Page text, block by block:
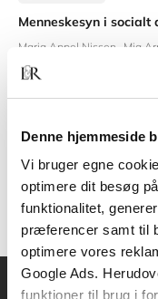
Denne hjemmeside
Vi bruger egne
optimere dit besøg
funktionalitet,
præferencer samt til
optimere vores
Google Ads.
funktioner til brug i
Menneskesyn i socialt
Maria Appel Nissen Mia
269,95 KR.